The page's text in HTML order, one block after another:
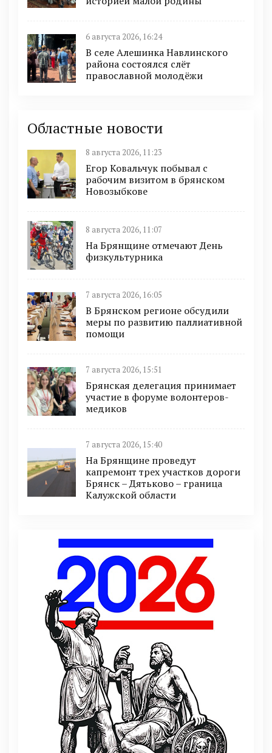
6 августа 2026, 16:24
В селе Алешинка Навлинского
района состоялся слёт
православной молодёжи
Областные новости
8 августа 2026, 11:23
Егор Ковальчук побывал с
рабочим визитом в брянском
Новозыбкове
8 августа 2026, 11:07
На Брянщине отмечают День
физкультурника
7 августа 2026, 16:05
В Брянском регионе обсудили
меры по развитию паллиативной
помощи
7 августа 2026, 15:51
Брянская делегация принимает
участие в форуме волонтеров-
медиков
7 августа 2026, 15:40
На Брянщине проведут
капремонт трех участков дороги
Брянск – Дятьково – граница
Калужской области